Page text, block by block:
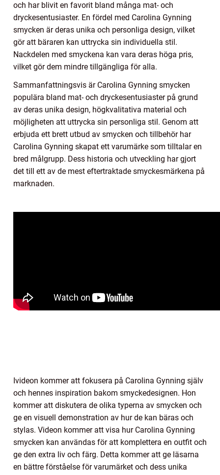
och har blivit en favorit bland många mat- och
dryckesentusiaster. En fördel med Carolina Gynning
smycken är deras unika och personliga design, vilket
gör att bäraren kan uttrycka sin individuella stil.
Nackdelen med smyckena kan vara deras höga pris,
vilket gör dem mindre tillgängliga för alla.
Sammanfattningsvis är Carolina Gynning smycken
populära bland mat- och dryckesentusiaster på grund
av deras unika design, högkvalitativa material och
möjligheten att uttrycka sin personliga stil. Genom att
erbjuda ett brett utbud av smycken och tillbehör har
Carolina Gynning skapat ett varumärke som tilltalar en
bred målgrupp. Dess historia och utveckling har gjort
det till ett av de mest eftertraktade smyckesmärkena på
marknaden.
Ivideon kommer att fokusera på Carolina Gynning själv
och hennes inspiration bakom smyckedesignen. Hon
kommer att diskutera de olika typerna av smycken och
ge en visuell demonstration av hur de kan bäras och
stylas. Videon kommer att visa hur Carolina Gynning
smycken kan användas för att komplettera en outfit och
ge den extra liv och färg. Detta kommer att ge läsarna
en bättre förståelse för varumärket och dess unika